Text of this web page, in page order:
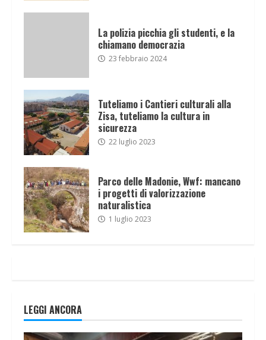
La polizia picchia gli studenti, e la
chiamano democrazia
23 febbraio 2024
Tuteliamo i Cantieri culturali alla
Zisa, tuteliamo la cultura in
sicurezza
22 luglio 2023
Parco delle Madonie, Wwf: mancano
i progetti di valorizzazione
naturalistica
1 luglio 2023
LEGGI ANCORA